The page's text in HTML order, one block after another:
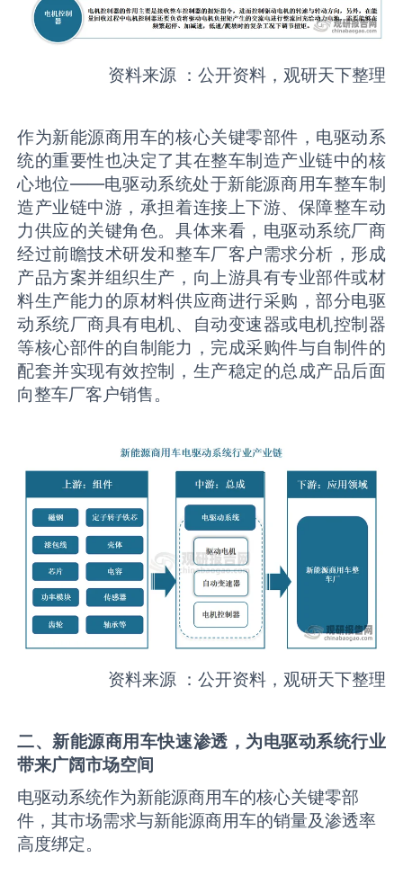
资料来源 ：公开资料，观研天下整理
作为新能源商用车的核心关键零部件，电驱动系
统的重要性也决定了其在整车制造产业链中的核
心地位——电驱动系统处于新能源商用车整车制
造产业链中游，承担着连接上下游、保障整车动
力供应的关键角色。具体来看，电驱动系统厂商
经过前瞻技术研发和整车厂客户需求分析，形成
产品方案并组织生产，向上游具有专业部件或材
料生产能力的原材料供应商进行采购，部分电驱
动系统厂商具有电机、自动变速器或电机控制器
等核心部件的自制能力，完成采购件与自制件的
配套并实现有效控制，生产稳定的总成产品后面
向整车厂客户销售。
资料来源 ：公开资料，观研天下整理
二、新能源商用车快速渗透，为电驱动系统行业
带来广阔市场空间
电驱动系统作为新能源商用车的核心关键零部
件，其市场需求与新能源商用车的销量及渗透率
高度绑定。